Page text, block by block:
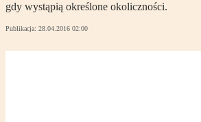
gdy wystąpią określone okoliczności.
Publikacja: 28.04.2016 02:00